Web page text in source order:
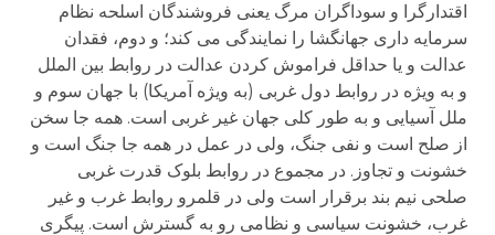
اقتدارگرا و سوداگران مرگ یعنی فروشندگان اسلحه نظام
سرمایه داری جهانگشا را نمایندگی می کند؛ و دوم، فقدان
عدالت و یا حداقل فراموش کردن عدالت در روابط بین الملل
و به ویژه در روابط دول غربی (به ویژه آمریکا) با جهان سوم و
ملل آسیایی و به طور کلی جهان غیر غربی است. همه جا سخن
از صلح است و نفی جنگ، ولی در عمل در همه جا جنگ است و
خشونت و تجاوز. در مجموع در روابط بلوک قدرت غربی
صلحی نیم بند برقرار است ولی در قلمرو روابط غرب و غیر
غرب، خشونت سیاسی و نظامی رو به گسترش است. پیگری